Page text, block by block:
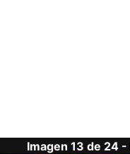
Imagen 13 de 24 -